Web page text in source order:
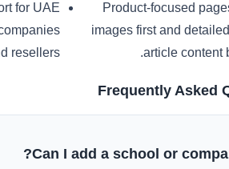
Product-focused
images first and
article content
for UAE
resellers.
Frequently Asked
Can I add a school or